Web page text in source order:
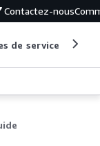
Contactez-nous
de service